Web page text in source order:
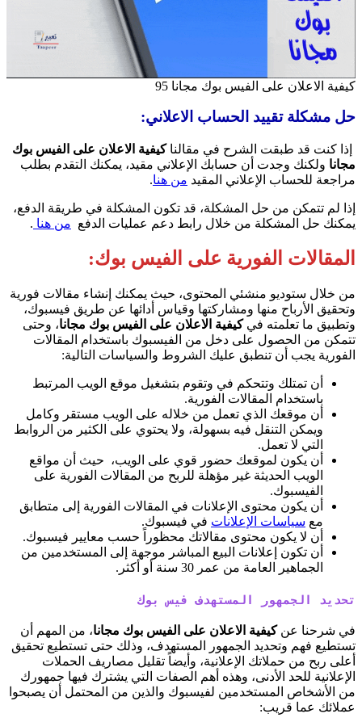
كيفية الاعلان على الفيس بوك مجانا 95
حل مشكلة تقييد الحساب الاعلاني:
إذا كنت قد طبقت الشرح في مقالناكيفية الاعلان على الفيس بوك
مجانا ولكنك وجدت أن حسابك الإعلاني مقيد، يمكنك التقدم بطلب
مراجعة للحساب الإعلاني المقيد من هنا.
إذا لم تتمكن من حل المشكلة، قد تكون المشكلة في طريقة الدفع،
يمكنك حل المشكلة من خلال رابط دعم عمليات الدفع من هنا .
المقالات الفورية على الفيس بوك:
من خلال ستوديو منشئي المحتوى، حيث يمكنك إنشاء مقالات فورية
وتحقيق الأرباح منها ومشاركتها وقياس أدائها عن طريق فيسبوك،
وتطبيق ما تعلمته فيكيفية الاعلان على الفيس بوك مجانا، وحتى
تتمكن من الحصول على دخل من الفيسبوك باستخدام المقالات
الفورية يجب أن تنطبق عليك الشروط والسياسات التالية:
أن تمتلك وتتحكم في وتقوم بتشغيل موقع الويب المرتبط
باستخدام المقالات الفورية.
أن موقعك الذي تعمل من خلاله على الويب مستقر وكامل
ويمكن التنقل فيه بسهولة، ولا يحتوي على الكثير من الروابط
التي لا تعمل.
أن يكون لموقعك حضور قوي على الويب، حيث أن مواقع
الويب الحديثة غير مؤهلة للربح من المقالات الفورية على
الفيسبوك.
أن يكون محتوى الإعلانات في المقالات الفورية إلى متطابق
مع سياسات الإعلانات في فيسبوك.
أن لا يكون محتوى مقالاتك محظوراً حسب معايير فيسبوك.
أن تكون إعلانات البيع المباشر موجهة إلى المستخدمين من
الجماهير العامة من عمر 30 سنة أو أكثر.
تحديد الجمهور المستهدف فيس بوك
في شرحنا عنكيفية الاعلان على الفيس بوك مجانا، من المهم أن
تستطيع فهم وتحديد الجمهور المستهدف، وذلك حتى تستطيع تحقيق
أعلى ربح من حملاتك الإعلانية، وأيضاً تقليل مصاريف الحملات
الإعلانية للحد الأدنى، وهذه أهم الصفات التي يشترك فيها جمهورك
من الأشخاص المستخدمين لفيسبوك والذين من المحتمل أن يصبحوا
عملائك عما قريب: